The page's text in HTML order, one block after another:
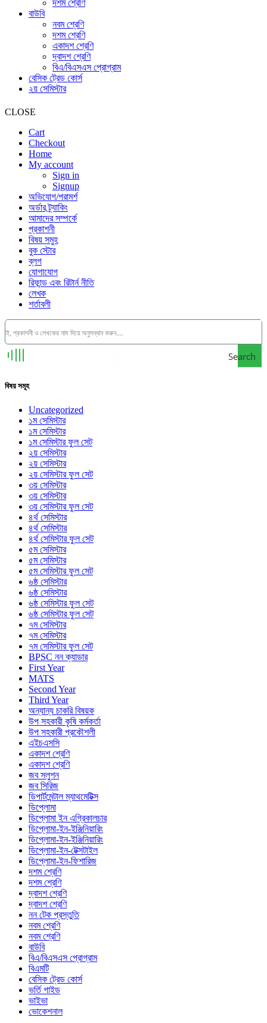
দশম শ্রেণি
বাউবি
নবম শ্রেণি
দশম শ্রেণি
একাদশ শ্রেণি
দ্বাদশ শ্রেণি
বিএ/বিএসএস প্রোগ্রাম
বেসিক ট্রেড কোর্স
২য় সেমিস্টার
CLOSE
Cart
Checkout
Home
My account
Sign in
Signup
অভিযোগ/পরামর্শ
অর্ডার ট্র্যাকিং
আমাদের সম্পর্কে
প্রকাশনী
বিষয় সমুহ
বুক স্টোর
ব্লগ
যোগাযোগ
রিফান্ড এবং রিটার্ন নীতি
লেখক
শর্তাবলী
Search
বিষয় সমূহ
Uncategorized
১ম সেমিস্টার
১ম সেমিস্টার
১ম সেমিস্টার ফুল সেট
২য় সেমিস্টার
২য় সেমিস্টার
২য় সেমিস্টার ফুল সেট
৩য় সেমিস্টার
৩য় সেমিস্টার
৩য় সেমিস্টার ফুল সেট
৪র্থ সেমিস্টার
৪র্থ সেমিস্টার
৪র্থ সেমিস্টার ফুল সেট
৫ম সেমিস্টার
৫ম সেমিস্টার
৫ম সেমিস্টার ফুল সেট
৬ষ্ঠ সেমিস্টার
৬ষ্ঠ সেমিস্টার
৬ষ্ঠ সেমিস্টার ফুল সেট
৬ষ্ঠ সেমিস্টার ফুল সেট
৭ম সেমিস্টার
৭ম সেমিস্টার
৭ম সেমিস্টার ফুল সেট
BPSC নন ক্যাডার
First Year
MATS
Second Year
Third Year
অন্যান্য চাকরি বিষয়ক
উপ সহকারী কৃষি কর্মকর্তা
উপ সহকারী প্রকৌশলী
এইচএসসি
একাদশ শ্রেণি
একাদশ শ্রেণি
জব সলুশন
জব সিরিজ
ডিপার্টমেন্টাল ম্যাথমেটিক্স
ডিপ্লোমা
ডিপ্লোমা ইন এগ্রিকালচার
ডিপ্লোমা-ইন-ইঞ্জিনিয়ারিং
ডিপ্লোমা-ইন-ইঞ্জিনিয়ারিং
ডিপ্লোমা-ইন-টেক্সটাইল
ডিপ্লোমা-ইন-ফিশারিজ
দশম শ্রেণি
দশম শ্রেণি
দ্বাদশ শ্রেণি
দ্বাদশ শ্রেণি
নন টেক প্রস্তুতি
নবম শ্রেণি
নবম শ্রেণি
বাউবি
বিএ/বিএসএস প্রোগ্রাম
বিএমটি
বেসিক ট্রেড কোর্স
ভর্তি গাইড
ভাইভা
ভোকেশনাল